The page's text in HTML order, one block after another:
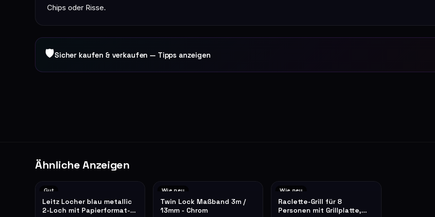
Chips oder Risse.
🛡Sicher kaufen & verkaufen — Tipps anzeigen
Ähnliche Anzeigen
Gut
Leitz Locher blau metallic
2-Loch mit Papierformat-
Wie neu
Twin Lock Maßband 3m /
13mm - Chrom
Wie neu
Raclette-Grill für 8
Personen mit Grillplatte,